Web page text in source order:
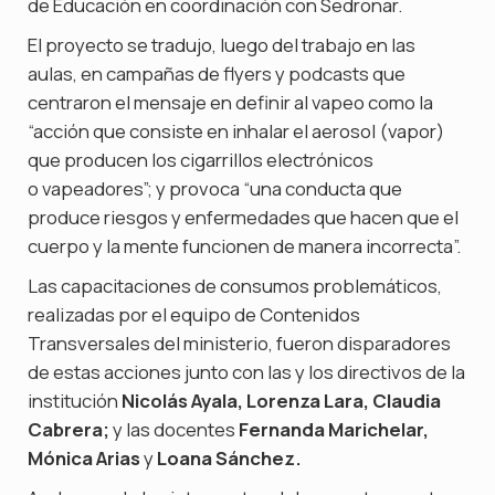
El proyecto se tradujo, luego del trabajo en las
aulas, en campañas de flyers y podcasts que
centraron el mensaje en definir al vapeo como la
“acción que consiste en inhalar el aerosol (vapor)
que producen los cigarrillos electrónicos
o vapeadores”; y provoca “una conducta que
produce riesgos y enfermedades que hacen que el
cuerpo y la mente funcionen de manera incorrecta”.
Las capacitaciones de consumos problemáticos,
realizadas por el equipo de Contenidos
Transversales del ministerio, fueron disparadores
de estas acciones junto con las y los directivos de la
institución Nicolás Ayala, Lorenza Lara, Claudia
Cabrera;y las docentes Fernanda Marichelar,
Mónica AriasyLoana Sánchez.